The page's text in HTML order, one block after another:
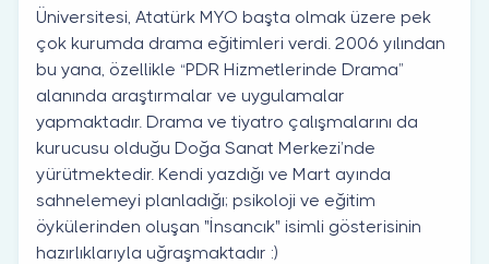
Üniversitesi, Atatürk MYO başta olmak üzere pek
çok kurumda drama eğitimleri verdi. 2006 yılından
bu yana, özellikle “PDR Hizmetlerinde Drama”
alanında araştırmalar ve uygulamalar
yapmaktadır. Drama ve tiyatro çalışmalarını da
kurucusu olduğu Doğa Sanat Merkezi’nde
yürütmektedir. Kendi yazdığı ve Mart ayında
sahnelemeyi planladığı; psikoloji ve eğitim
öykülerinden oluşan "İnsancık" isimli gösterisinin
hazırlıklarıyla uğraşmaktadır :)